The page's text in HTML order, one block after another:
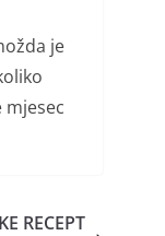
je
RECEPT